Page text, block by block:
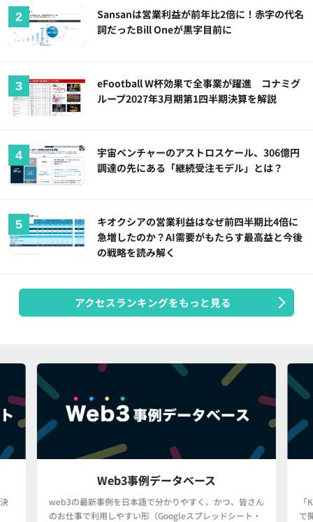
Sansanは営業利益が前年比2倍に！赤字の代名
詞だったBill Oneが黒字目前に
eFootball W杯効果で全事業が躍進 コナミグ
ループ2027年3月期第1四半期決算を解説
宇宙ベンチャーのアストロスケール、306億円
調達の先にある「継続受注モデル」とは？
キオクシアの営業利益はなぜ前四半期比4倍に
急増したのか？AI需要がもたらす最高益と今後
の戦略を読み解く
アクセスランキングをもっと見る
Web3事例データベース
web3の最新事例を日本語で分かりやすく、かつ、皆さん
のお仕事で利用しやすい形（Googleスプレッドシート・
で